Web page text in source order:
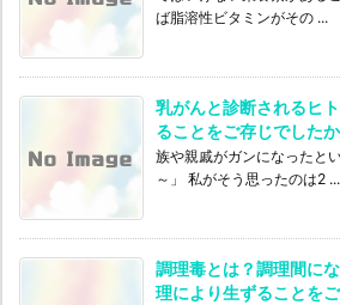
ば脂溶性ビタミンがその ...
乳がんと診断されるヒ
ることをご存じでした
族や親戚がガンになったと
～」 私がそう思ったのは2 ...
調理毒とは？調理間に
理により生ずることを